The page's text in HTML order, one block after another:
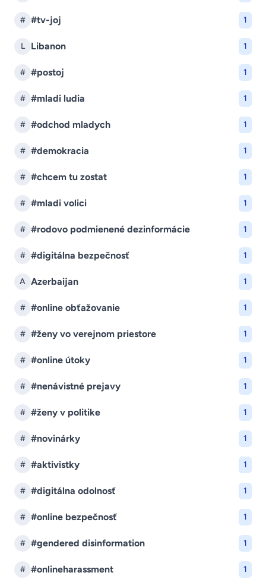
# #tv-joj 1
L Libanon 1
# #postoj 1
# #mladi ludia 1
# #odchod mladych 1
# #demokracia 1
# #chcem tu zostat 1
# #mladi volici 1
# #rodovo podmienené dezinformácie 1
# #digitálna bezpečnosť 1
A Azerbaijan 1
# #online obťažovanie 1
# #ženy vo verejnom priestore 1
# #online útoky 1
# #nenávistné prejavy 1
# #ženy v politike 1
# #novinárky 1
# #aktivistky 1
# #digitálna odolnosť 1
# #online bezpečnosť 1
# #gendered disinformation 1
# #onlineharassment 1